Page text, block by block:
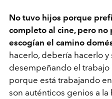
No tuvo hijos porque
completo al cine, pero
escogían el camino
hacerlo, debería hacerlo y
desempeñando el
porque está trabajando
son auténticos genios a